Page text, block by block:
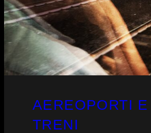
AEREOPORTI E
TRENI